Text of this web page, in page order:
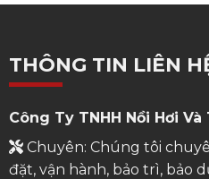
THÔNG TIN LIÊN
Công Ty TNHH Nồi Hơi
Chuyên: Chúng tôi
đặt, vận hành, bảo trì, bảo